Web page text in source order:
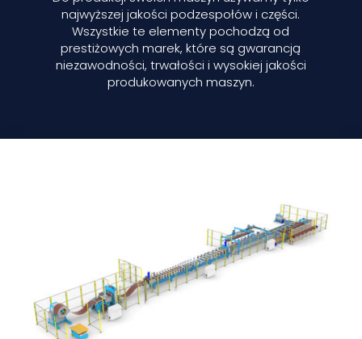
najwyższej jakości podzespołów i części.
Wszystkie te elementy pochodzą od
prestiżowych marek, które są gwarancją
niezawodności, trwałości i wysokiej jakości
produkowanych maszyn.